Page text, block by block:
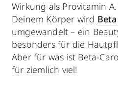
Wirkung als Provitamin
Deinem Körper wird
umgewandelt – ein
besonders für die
Aber für was ist Beta-
für ziemlich viel!